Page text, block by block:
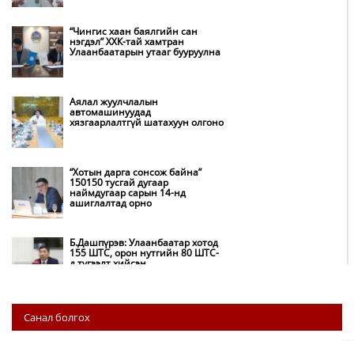
“Чингис хаан баялгийн сан
нэгдэл” ХХК-тай хамтран
Улаанбаатарын утааг бууруулна
Аялал жуулчлалын
автомашинуудад
хязгаарлалтгүй шатахуун олгоно
“Хотын дарга сонсож байна”
150150 тусгай дугаар
наймдугаар сарын 14-нд
ашиглалтад орно
Б.Дашпүрэв: Улаанбаатар хотод
155 ШТС, орон нутгийн 80 ШТС-
д түгээлт хийсэн
НИТХ: Багануур ХК-ийг түшиглэн
нүүрс-пиролизийн үйлдвэр
байгуулж, ирэх оноос хагас кокс
Санал болгох